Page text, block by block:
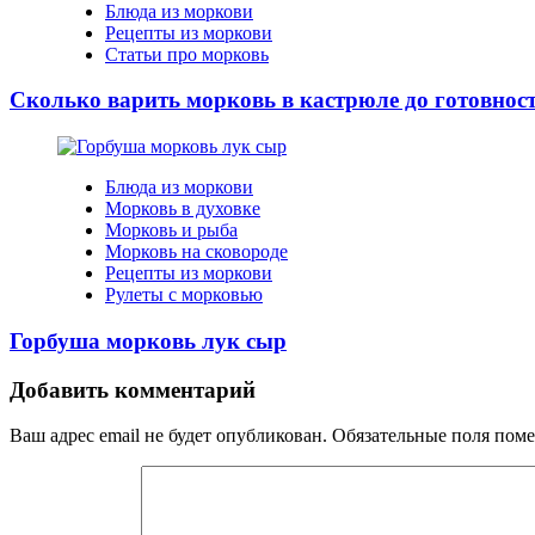
Блюда из моркови
Рецепты из моркови
Статьи про морковь
Сколько варить морковь в кастрюле до
Блюда из моркови
Морковь в духовке
Морковь и рыба
Морковь на сковороде
Рецепты из моркови
Рулеты с морковью
Горбуша морковь лук сыр
Добавить комментарий
Ваш адрес email не будет опубликован. Обязательные поля